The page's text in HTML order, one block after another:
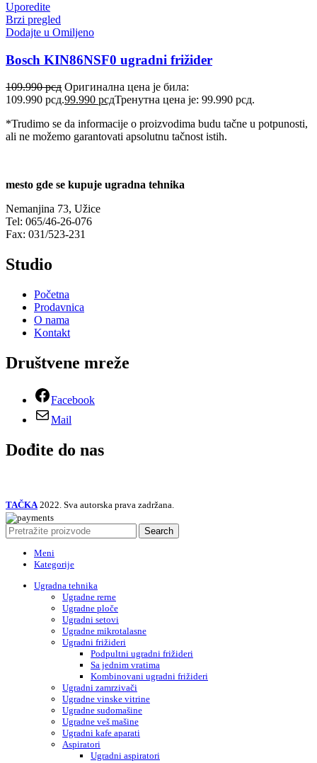
Uporedite
Brzi pregled
Dodajte u Omiljeno
Bosch KIN86NSF0 ugradni frižider
109.990рсд Оригинална цена је била:
109.990 рсд.99.990 рсдТренутна цена је: 99.990 рсд.
*Trudimo se da informacije o proizvodima budu tačne u potpunosti,
ali ne možemo garantovati apsolutnu tačnost istih.
mesto gde se kupuje ugradna tehnika
Nemanjina 73, Užice
Tel: 065/46-26-076
Fax: 031/523-231
Studio
Početna
Prodavnica
O nama
Kontakt
Društvene mreže
Facebook
Mail
Dođite do nas
TAČKA 2022. Sva autorska prava zadržana.
Search
Meni
Kategorije
Ugradna tehnika
Ugradne rerne
Ugradne ploče
Ugradni setovi
Ugradne mikrotalasne
Ugradni frižideri
Podpultni ugradni frižideri
Sa jednim vratima
Kombinovani ugradni frižideri
Ugradni zamrzivači
Ugradne vinske vitrine
Ugradne sudomašine
Ugradne veš mašine
Ugradni kafe aparati
Aspiratori
Ugradni aspiratori